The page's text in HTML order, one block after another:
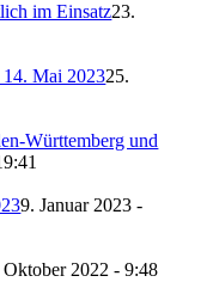
im Einsatz23.
14. Mai 202325.
Württemberg und
9. Januar 2023 -
Oktober 2022 - 9:48